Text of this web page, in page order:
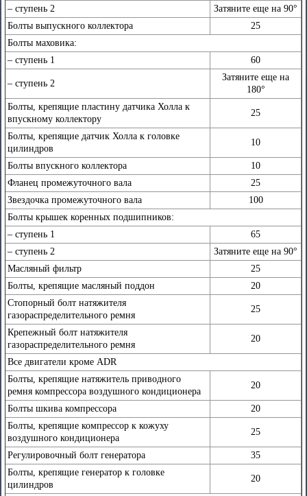
– cтупень 2
Затяните еще на 90°
Болты выпускного коллектора
25
Болты маховика:
– cтупень 1
60
– cтупень 2
Затяните еще на
180°
Болты, крепящие пластину датчика Холла к
впускному коллектору
25
Болты, крепящие датчик Холла к головке
цилиндров
10
Болты впускного коллектора
10
Фланец промежуточного вала
25
Звездочка промежуточного вала
100
Болты крышек коренных подшипников:
– cтупень 1
65
– cтупень 2
Затяните еще на 90°
Масляный фильтр
25
Болты, крепящие масляный поддон
20
Стопорный болт натяжителя
газораспределительного ремня
25
Крепежный болт натяжителя
газораспределительного ремня
20
Все двигатели кроме ADR
Болты, крепящие натяжитель приводного
ремня компрессора воздушного кондиционера
20
Болты шкива компрессора
20
Болты, крепящие компрессор к кожуху
воздушного кондиционера
25
Регулировочный болт генератора
35
Болты, крепящие генератор к головке
цилиндров
20